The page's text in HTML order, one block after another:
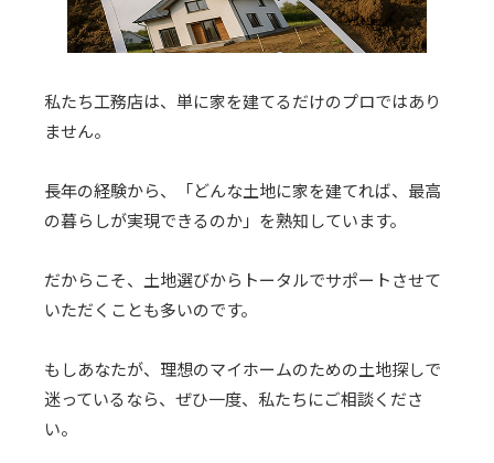
私たち工務店は、単に家を建てるだけのプロではあり
ません。
長年の経験から、「どんな土地に家を建てれば、最高
の暮らしが実現できるのか」を熟知しています。
だからこそ、土地選びからトータルでサポートさせて
いただくことも多いのです。
もしあなたが、理想のマイホームのための土地探しで
迷っているなら、ぜひ一度、私たちにご相談くださ
い。